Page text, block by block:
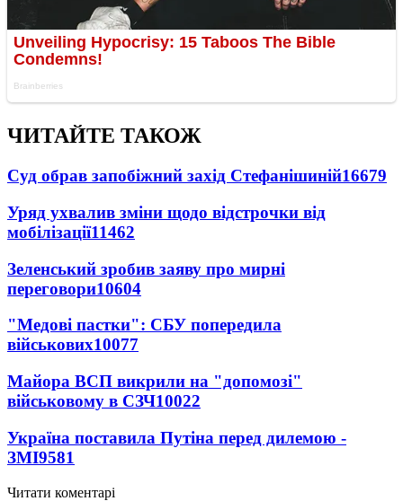
ЧИТАЙТЕ ТАКОЖ
Суд обрав запобіжний захід Стефанішиній16679
Уряд ухвалив зміни щодо відстрочки від
мобілізації11462
Зеленський зробив заяву про мирні
переговори10604
"Медові пастки": СБУ попередила
військових10077
Майора ВСП викрили на "допомозі"
військовому в СЗЧ10022
Україна поставила Путіна перед дилемою -
ЗМІ9581
Читати коментарі